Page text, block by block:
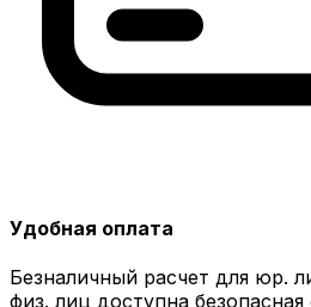
Удобная оплата
Безналичный расчет для юр.
физ. лиц доступна